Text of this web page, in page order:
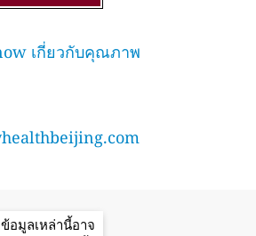
เกี่ยวกับคุณภาพ
อมูลเหล่านี้อาจ